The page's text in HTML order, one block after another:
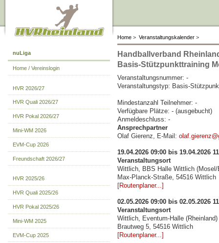
Home > Veranstaltungskalender >
nuLiga
Home / Vereinslogin
HVR 2026/27
HVR Quali 2026/27
HVR Pokal 2026/27
Mini-WM 2026
EVM-Cup 2026
Freundschaft 2026/27
HVR 2025/26
HVR Quali 2025/26
HVR Pokal 2025/26
Mini-WM 2025
EVM-Cup 2025
Handballverband
Basis-Stützpunkttraining
Veranstaltungsnummer: -
Veranstaltungstyp: Basis-
Mindestanzahl Teilnehmer: -
Verfügbare Plätze: - (ausgebucht)
Anmeldeschluss: -
Ansprechpartner
Olaf Gierenz, E-Mail:
19.04.2026 09:00 bis 19.04.2026
Veranstaltungsort
Wittlich, BBS Halle Wittlich (Mosel/
Max-Planck-Straße, 54516 Wittlich
[Routenplaner...]
02.05.2026 09:00 bis 02.05.2026
Veranstaltungsort
Wittlich, Eventum-Halle (Rheinland)
Brautweg 5, 54516 Wittlich
[Routenplaner...]